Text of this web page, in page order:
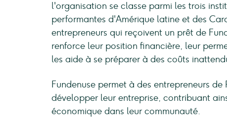
l'organisation se classe parmi les trois
performantes d'Amérique latine et des
entrepreneurs qui reçoivent un prêt de
renforce leur position financière, leur
les aide à se préparer à des coûts
Fundenuse permet à des entrepreneurs
développer leur entreprise, contribuant
économique dans leur communauté.